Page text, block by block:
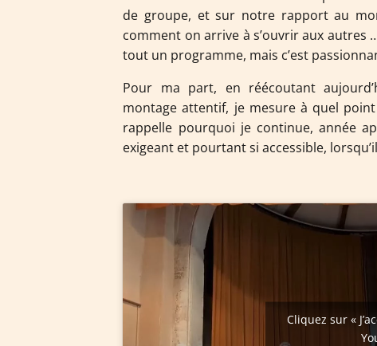
de groupe, et sur notre rapport au
comment on arrive à s’ouvrir aux
tout un programme, mais c’est
Pour ma part, en réécoutant
montage attentif, je mesure à quel
rappelle pourquoi je continue, année
exigeant et pourtant si accessible,
Cliquez sur «